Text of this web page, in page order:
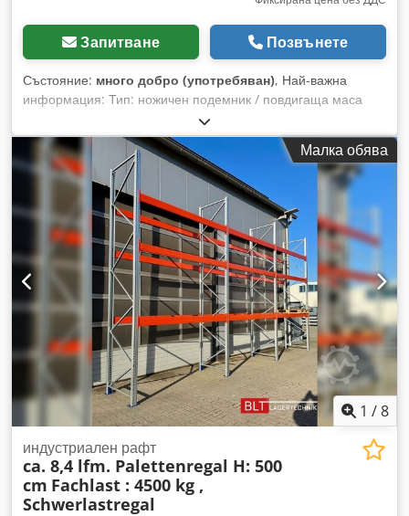
Запитване Позвънете
Състояние: много добро (употребяван), Най-важна
информация: Тип: ножичен подемник / повдигаща маса
Грузоподемност: 500 кг Състояние: използван – изправен
Управление: дистанционно управление нагоре/надолу +
аварийно СПИРАНЕ Захранване: 230/400V Година на
производство: 2012 Цената е за комплекта, показан на
снимките ⚙️ Техническа спецификация: Грузоподемност:
0,5 т (500 кг) Височина на повдигане: около 630 мм
Мощност на двигателя: 0,8 kW Работно налягане: 196 bar
Тегло: около 170 кг Размери на плота: около 90 x 60 см
Захранване: 3-фазово 230/400V Степен на защита: IP55 🛠️
Описание: Dkjdpjyw Ua Tofx Am Ssr Предлагам
професионален хидравличен ножичен подемник – идеален
за работилница, производство и склад. Устройството
позволява безопасно и удобно повдигане на тежки
елементи до ергономична работна височина. Оборудван с:
- стабилна ножична конструкция - хидравлична повдигаща
система - дистанционно управление (нагоре/надолу +
авариен СПИР) Перфектен за: - монтажни дейности -
опаковане - сервиз и производство - товаро-разтоварни
дейности 📦 Комплектът включва: - ножичен подемник -
хидравличен агрегат - управление (дистанционно) 🚚
Доставка: Изпращане на палет Възможно лично вземане
Малка обява
1 /8
индустриален рафт
ca. 8,4 lfm. Palettenregal H: 500
cm Fachlast : 4500 kg ,
Schwerlastregal